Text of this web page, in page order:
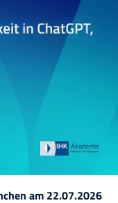
am 22.07.2026